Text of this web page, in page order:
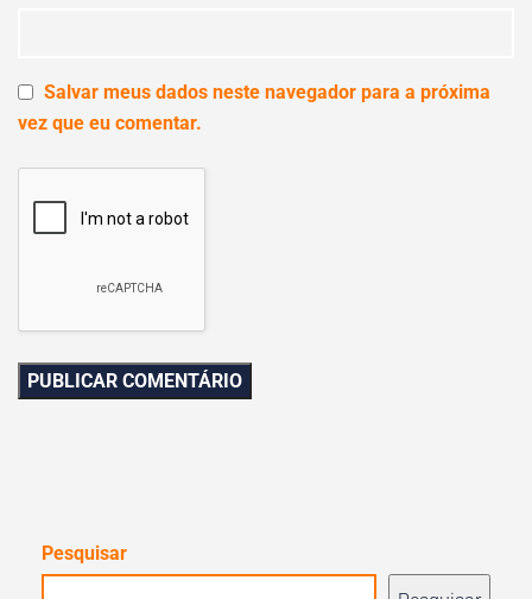
Salvar meus dados neste navegador para a próxima
vez que eu comentar.
Pesquisar